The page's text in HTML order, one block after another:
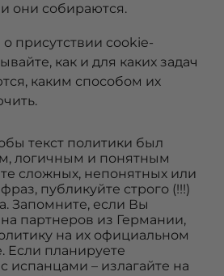
они собираются.
присутствии cookie-
как и для каких задач
каким способом их
текст политики был
логичным и понятным
сложных, непонятных или
публикуйте строго (!!!)
Запомните, если Вы
партнеров из Германии,
на их официальном
Если планируете
испанцами – излагайте на